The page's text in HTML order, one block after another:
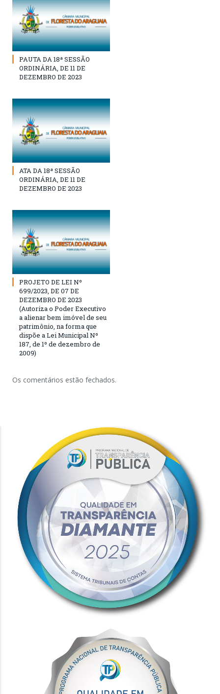
PAUTA DA 18ª SESSÃO
ORDINÁRIA, DE 11 DE
DEZEMBRO DE 2023
ATA DA 18ª SESSÃO
ORDINÁRIA, DE 11 DE
DEZEMBRO DE 2023
PROJETO DE LEI Nº
699/2023, DE 07 DE
DEZEMBRO DE 2023
(Autoriza o Poder Executivo
a alienar bem imóvel de seu
patrimônio, na forma que
dispõe a Lei Municipal Nº
187, de 1º de dezembro de
2009)
Os comentários estão fechados.